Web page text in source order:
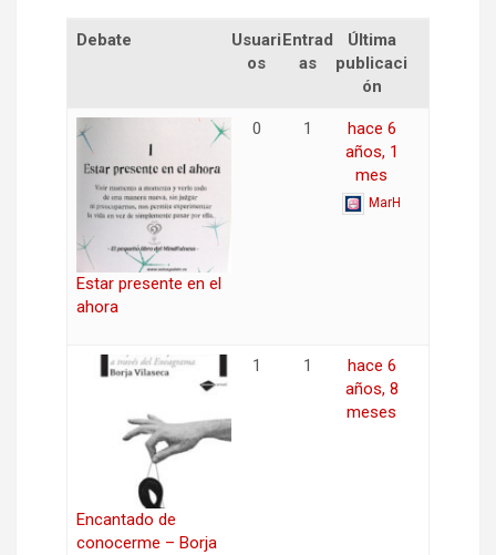
Debate
Usuari
os
Entrad
as
Última
publicaci
ón
Estar presente en el
ahora
0 1
hace 6
años, 1
mes
MarH
Encantado de
conocerme – Borja
1 1
hace 6
años, 8
meses